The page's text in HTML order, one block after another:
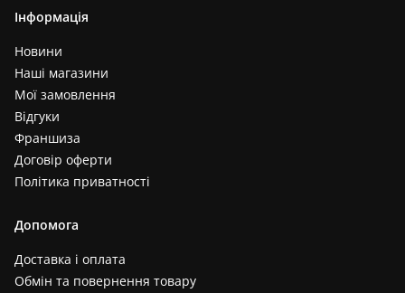
Інформація
Новини
Наші магазини
Мої замовлення
Відгуки
Франшиза
Договір оферти
Політика приватності
Допомога
Доставка і оплата
Обмін та повернення товару